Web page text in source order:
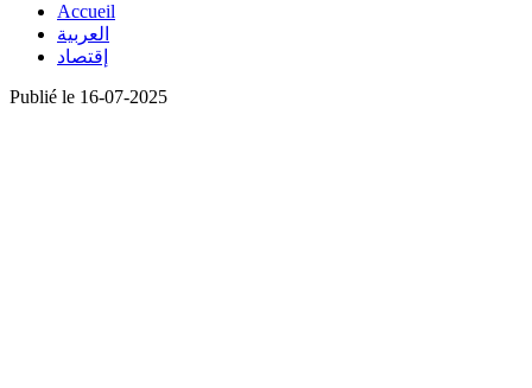
Accueil
العربية
إقتصاد
Publié le 16-07-2025